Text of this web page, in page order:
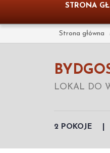
STRONA
Strona główna
LOKAL DO
2 POKOJE